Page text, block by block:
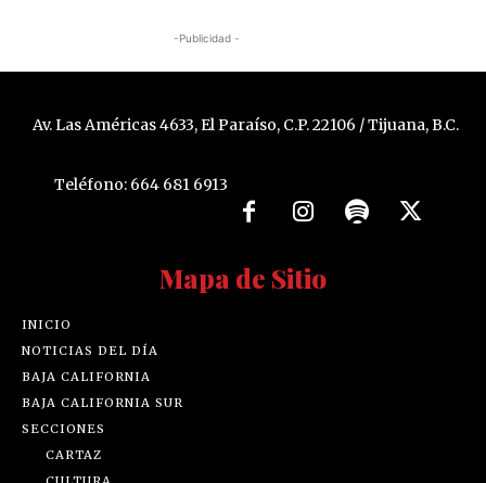
-Publicidad -
Av. Las Américas 4633, El Paraíso, C.P. 22106 / Tijuana, B.C.
Teléfono: 664 681 6913
Mapa de Sitio
INICIO
NOTICIAS DEL DÍA
BAJA CALIFORNIA
BAJA CALIFORNIA SUR
SECCIONES
CARTAZ